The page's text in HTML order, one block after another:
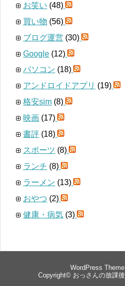
お笑い (48)
買い物 (56)
ブログ運営 (30)
Google (12)
パソコン (18)
アンドロイドアプリ (19)
格安sim (8)
映画 (17)
書評 (18)
スポーツ (8)
ランチ (8)
ラーメン (13)
おやつ (2)
健康・病気 (3)
WordPress Theme
Copyright© おっさんの放課後